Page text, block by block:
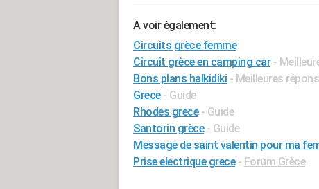
A voir également:
Circuits grèce femme
Circuit grèce en camping car -
Bons plans halkidiki - Meilleures
Grece - Guide
Rhodes grece - Guide
Santorin grèce - Guide
Message de saint valentin pour ma
Prise electrique grece - Forum Grèce